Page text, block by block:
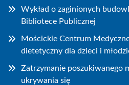
Wykład o zaginionych
Bibliotece Publicznej
Mościckie Centrum
dietetyczny dla dzieci i
Zatrzymanie poszukiwanego
ukrywania się